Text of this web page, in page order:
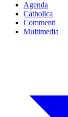
Agenda
Catholica
Commenti
Multimedia